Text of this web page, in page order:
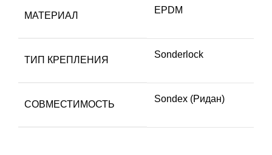
МАТЕРИАЛ
EPDM
ТИП КРЕПЛЕНИЯ
Sonderlock
СОВМЕСТИМОСТЬ
Sondex (Ридан)